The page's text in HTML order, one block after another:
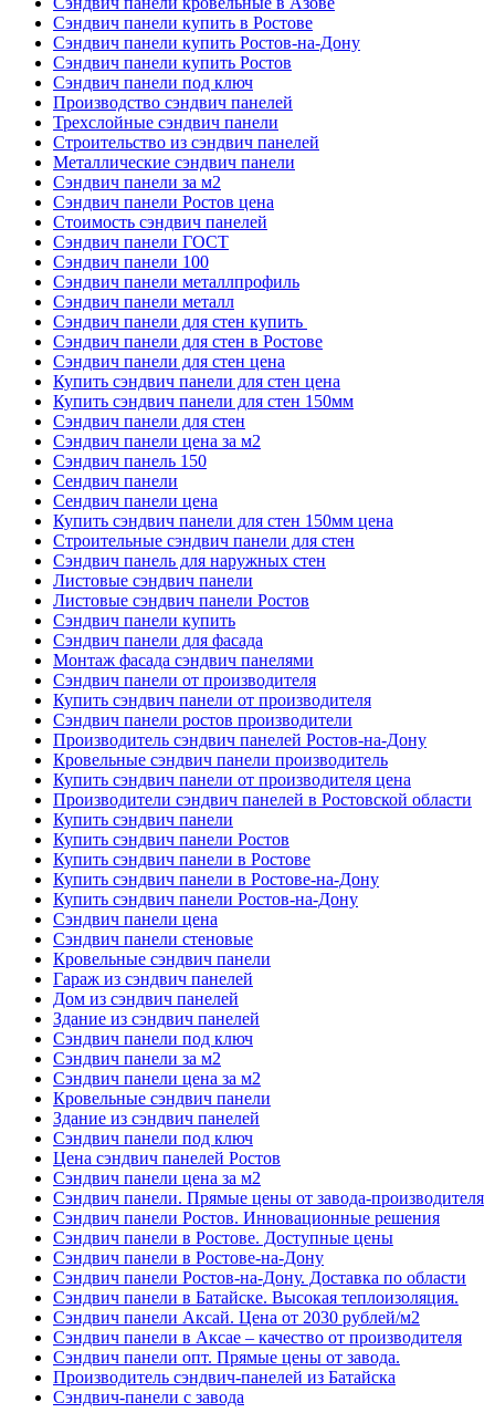
Сэндвич панели купить в Ростове
Сэндвич панели купить Ростов-на-Дону
Сэндвич панели купить Ростов
Сэндвич панели под ключ
Производство сэндвич панелей
Трехслойные сэндвич панели
Строительство из сэндвич панелей
Металлические сэндвич панели
Сэндвич панели за м2
Сэндвич панели Ростов цена
Стоимость сэндвич панелей
Сэндвич панели ГОСТ
Сэндвич панели 100
Сэндвич панели металлпрофиль
Сэндвич панели металл
Сэндвич панели для стен купить
Сэндвич панели для стен в Ростове
Сэндвич панели для стен цена
Купить сэндвич панели для стен цена
Купить сэндвич панели для стен 150мм
Сэндвич панели для стен
Сэндвич панели цена за м2
Сэндвич панель 150
Сендвич панели
Сендвич панели цена
Купить сэндвич панели для стен 150мм цена
Строительные сэндвич панели для стен
Сэндвич панель для наружных стен
Листовые сэндвич панели
Листовые сэндвич панели Ростов
Сэндвич панели купить
Сэндвич панели для фасада
Монтаж фасада сэндвич панелями
Сэндвич панели от производителя
Купить сэндвич панели от производителя
Сэндвич панели ростов производители
Производитель сэндвич панелей Ростов-на-Дону
Кровельные сэндвич панели производитель
Купить сэндвич панели от производителя цена
Производители сэндвич панелей в Ростовской области
Купить сэндвич панели
Купить сэндвич панели Ростов
Купить сэндвич панели в Ростове
Купить сэндвич панели в Ростове-на-Дону
Купить сэндвич панели Ростов-на-Дону
Сэндвич панели цена
Сэндвич панели стеновые
Кровельные сэндвич панели
Гараж из сэндвич панелей
Дом из сэндвич панелей
Здание из сэндвич панелей
Сэндвич панели под ключ
Сэндвич панели за м2
Сэндвич панели цена за м2
Кровельные сэндвич панели
Здание из сэндвич панелей
Сэндвич панели под ключ
Цена сэндвич панелей Ростов
Сэндвич панели цена за м2
Сэндвич панели. Прямые цены от завода-производителя
Сэндвич панели Ростов. Инновационные решения
Сэндвич панели в Ростове. Доступные цены
Сэндвич панели в Ростове-на-Дону
Сэндвич панели Ростов-на-Дону. Доставка по области
Сэндвич панели в Батайске. Высокая теплоизоляция.
Сэндвич панели Аксай. Цена от 2030 рублей/м2
Сэндвич панели в Аксае – качество от производителя
Сэндвич панели опт. Прямые цены от завода.
Производитель сэндвич-панелей из Батайска
Сэндвич-панели с завода